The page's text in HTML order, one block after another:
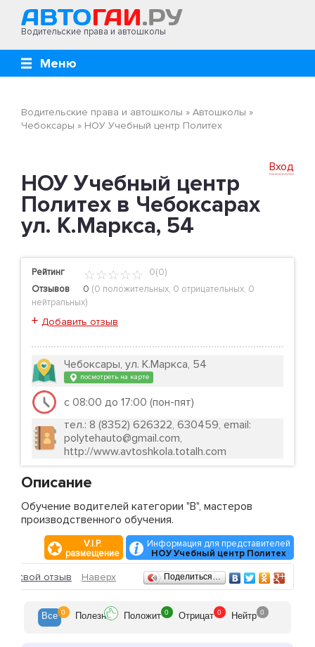
Водительские права и автошколы
Меню
Водительские права и автошколы » Автошколы »
Чебоксары » НОУ Учебный центр Политех
Вход
НОУ Учебный центр
Политех в Чебоксарах
ул. К.Маркса, 54
Рейтинг
0(0)
Отзывов
0 (0 положительных, 0 отрицательных, 0
нейтральных)
+ Добавить отзыв
Чебоксары, ул. К.Маркса, 54
посмотреть на карте
с 08:00 до 17:00 (пон-пят)
тел.: 8 (8352) 626322, 630459, email:
polytehauto@gmail.com,
http://www.avtoshkola.totalh.com
Описание
Обучение водителей категории "В", мастеров
производственного обучения.
V.I.P.
размещение
Информация для представителей
НОУ Учебный центр Политех
Отзывы
свой отзыв Наверх Поделиться…
Все 0 Полезн Положит 0 Отрицат 0 Нейтр 0